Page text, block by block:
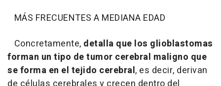
MÁS FRECUENTES A MEDIANA EDAD
Concretamente, detalla que los glioblastomas
forman un tipo de tumor cerebral maligno que
se forma en el tejido cerebral, es decir, derivan